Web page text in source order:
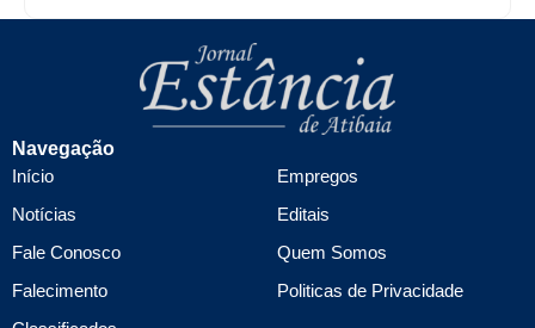
Navegação
Início
Notícias
Fale Conosco
Falecimento
Empregos
Editais
Quem Somos
Politicas de Privacidade